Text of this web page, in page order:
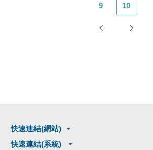
9 10
快速連結(網站)
快速連結(系統)